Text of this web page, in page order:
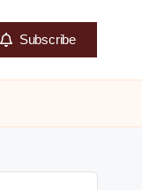
Subscribe